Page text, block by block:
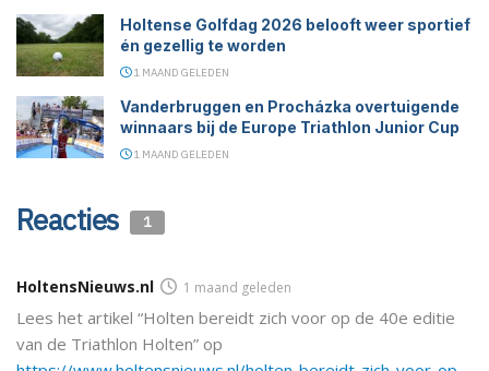
Holtense Golfdag 2026 belooft weer sportief
én gezellig te worden
1 MAAND GELEDEN
Vanderbruggen en Procházka overtuigende
winnaars bij de Europe Triathlon Junior Cup
1 MAAND GELEDEN
Reacties 1
HoltensNieuws.nl 1 maand geleden
Lees het artikel “Holten bereidt zich voor op de 40e editie
van de Triathlon Holten” op